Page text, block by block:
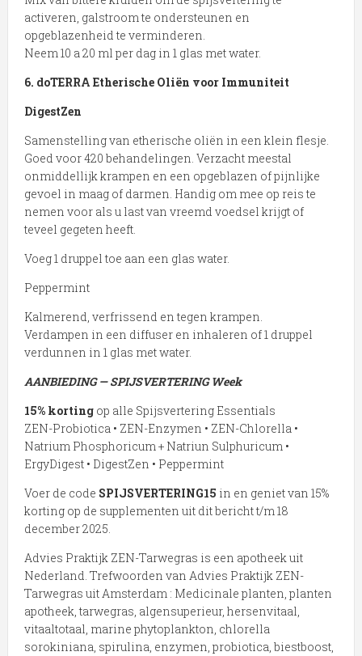
activeren, galstroom te ondersteunen en
opgeblazenheid te verminderen.
Neem 10 a 20 ml per dag in 1 glas met water.
6. doTERRA Etherische Oliën voor Immuniteit
DigestZen
Samenstelling van etherische oliën in een klein flesje.
Goed voor 420 behandelingen. Verzacht meestal
onmiddellijk krampen en een opgeblazen of pijnlijke
gevoel in maag of darmen. Handig om mee op reis te
nemen voor als u last van vreemd voedsel krijgt of
teveel gegeten heeft.
Voeg 1 druppel toe aan een glas water.
Peppermint
Kalmerend, verfrissend en tegen krampen.
Verdampen in een diffuser en inhaleren of 1 druppel
verdunnen in 1 glas met water.
AANBIEDING — SPIJSVERTERING Week
15% kortingop alle Spijsvertering Essentials
ZEN-Probiotica • ZEN-Enzymen • ZEN-Chlorella •
Natrium Phosphoricum + Natriun Sulphuricum •
ErgyDigest • DigestZen • Peppermint
Voer de code SPIJSVERTERING15 in en geniet van 15%
korting op de supplementen uit dit bericht t/m 18
december 2025.
Advies Praktijk ZEN-Tarwegras is een apotheek uit
Nederland. Trefwoorden van Advies Praktijk ZEN-
Tarwegras uit Amsterdam : Medicinale planten, planten
apotheek, tarwegras, algensuperieur, hersenvitaal,
vitaaltotaal, marine phytoplankton, chlorella
sorokiniana, spirulina, enzymen, probiotica, biestboost,